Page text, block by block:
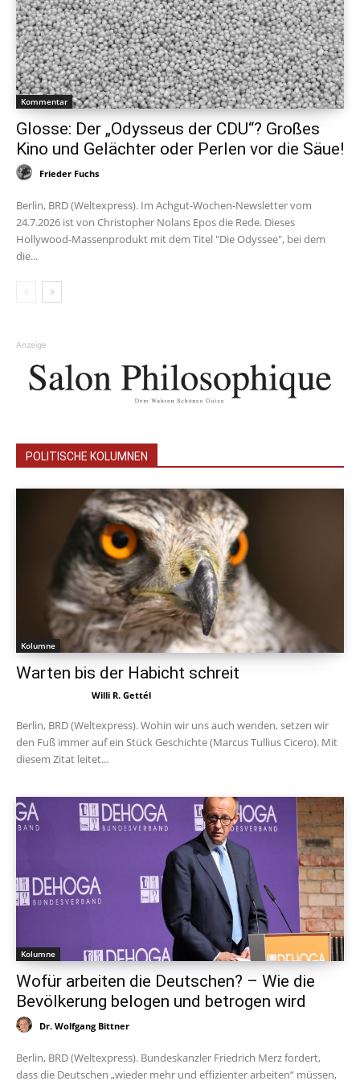
Kommentar
Glosse: Der „Odysseus der CDU“? Großes
Kino und Gelächter oder Perlen vor die Säue!
Frieder Fuchs
Berlin, BRD (Weltexpress). Im Achgut-Wochen-Newsletter vom
24.7.2026 ist von Christopher Nolans Epos die Rede. Dieses
Hollywood-Massenprodukt mit dem Titel "Die Odyssee", bei dem
die...
Anzeige
POLITISCHE KOLUMNEN
Kolumne
Warten bis der Habicht schreit
Willi R. Gettél
Berlin, BRD (Weltexpress). Wohin wir uns auch wenden, setzen wir
den Fuß immer auf ein Stück Geschichte (Marcus Tullius Cicero). Mit
diesem Zitat leitet...
Kolumne
Wofür arbeiten die Deutschen? – Wie die
Bevölkerung belogen und betrogen wird
Dr. Wolfgang Bittner
Berlin, BRD (Weltexpress). Bundeskanzler Friedrich Merz fordert,
dass die Deutschen „wieder mehr und effizienter arbeiten“ müssen,